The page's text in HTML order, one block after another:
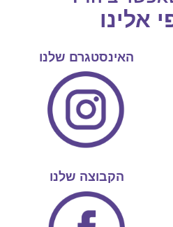
אלינו
האינסטגרם שלנו
הקבוצה שלנו